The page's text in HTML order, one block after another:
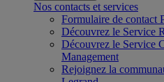
Nos contacts et services
Formulaire de contact
Découvrez le Service
Découvrez le Service
Management
Rejoignez la